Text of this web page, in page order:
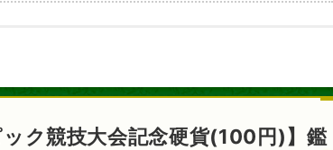
ク競技大会記念硬貨(100円)】鑑